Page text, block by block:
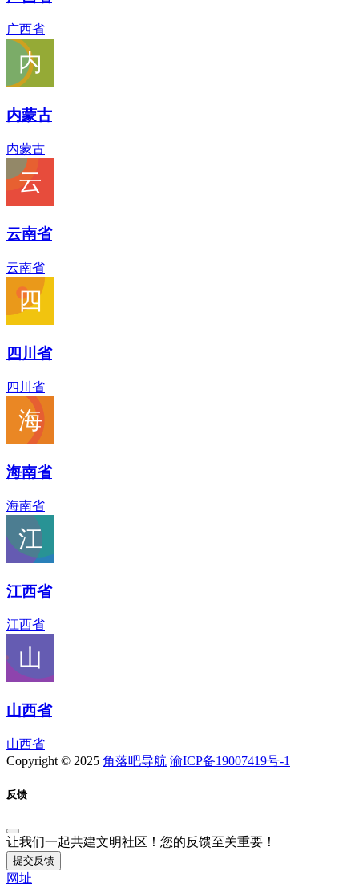
广西省
内蒙古
内蒙古
云南省
云南省
四川省
四川省
海南省
海南省
江西省
江西省
山西省
山西省
Copyright © 2025 角落吧导航 渝ICP备19007419号-1
反馈
让我们一起共建文明社区！您的反馈至关重要！
提交反馈
网址